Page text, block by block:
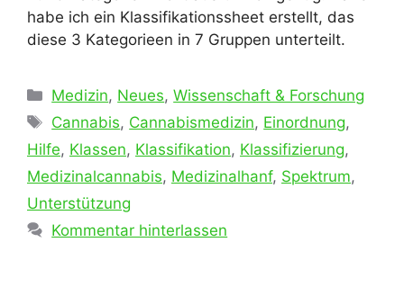
habe ich ein Klassifikationssheet erstellt, das
diese 3 Kategorieen in 7 Gruppen unterteilt.
Kategorien
Medizin, Neues,Wissenschaft & Forschung
Schlagwörter
Cannabis, Cannabismedizin, Einordnung,
Hilfe, Klassen, Klassifikation, Klassifizierung,
Medizinalcannabis, Medizinalhanf, Spektrum,
Unterstützung
Kommentar hinterlassen